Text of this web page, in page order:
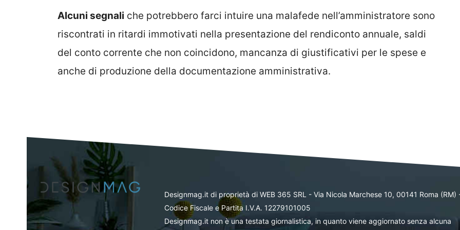
Alcuni segnali che potrebbero farci intuire una malafede nell’amministratore sono
riscontrati in ritardi immotivati nella presentazione del rendiconto annuale, saldi
del conto corrente che non coincidono, mancanza di giustificativi per le spese e
anche di produzione della documentazione amministrativa.
Designmag.it di proprietà di WEB 365 SRL - Via Nicola Marchese 10, 00141 Roma (RM)
Codice Fiscale e Partita I.V.A. 12279101005
Designmag.it non è una testata giornalistica, in quanto viene aggiornato senza alcuna